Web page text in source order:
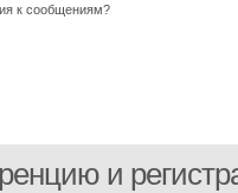
к сообщениям?
и